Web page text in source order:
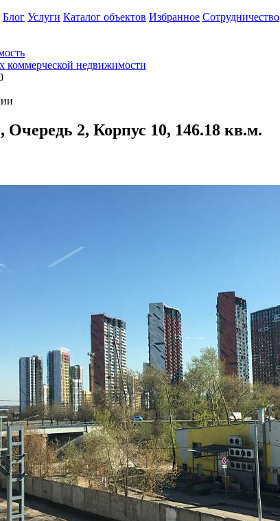
Блог Услуги Каталог объектов Избранное Сотрудничество
коммерческой недвижимости
2, Корпус 10, 146.18 кв.м.